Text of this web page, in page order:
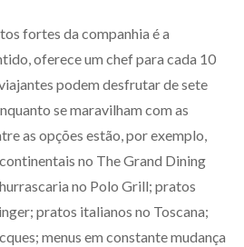
fortes da companhia é a
oferece um chef para cada 10
podem desfrutar de sete
se maravilham com as
as opções estão, por exemplo,
no The Grand Dining
no Polo Grill; pratos
pratos italianos no Toscana;
menus em constante mudança